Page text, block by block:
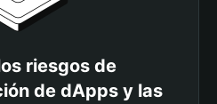
riesgos de
de dApps y las